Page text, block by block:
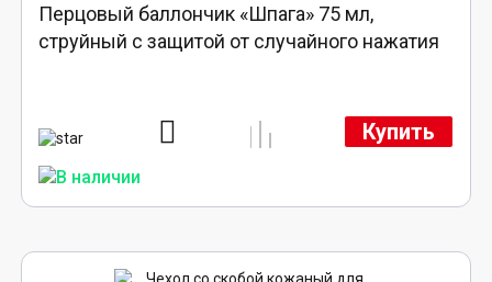
Перцовый баллончик «Шпага» 75 мл,
струйный с защитой от случайного нажатия
Купить